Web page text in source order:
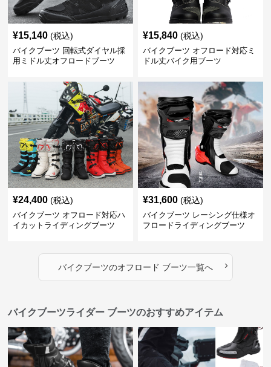
¥15,140 (税込)
バイクブーツ 回転式ダイヤル採
用ミドル丈オフロードブーツ
¥15,840 (税込)
バイクブーツ オフロード対応ミ
ドル丈バイク用ブーツ
¥24,400 (税込)
バイクブーツ オフロード対応ハ
イカットライディングブーツ
¥31,600 (税込)
バイクブーツ レーシング仕様オ
フロードライディングブーツ
バイクブーツのオフロード ブーツ一覧へ ›
バイクブーツライダー ブーツのおすすめアイテム